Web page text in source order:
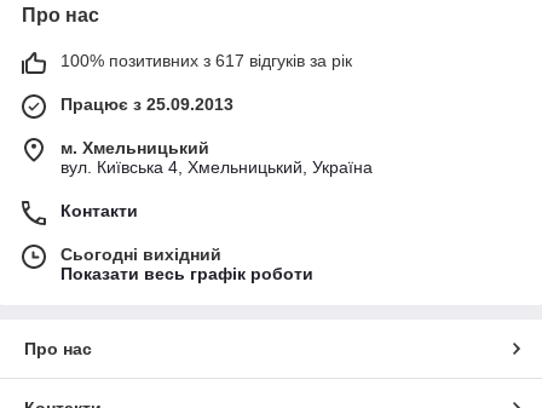
Про нас
100% позитивних з 617 відгуків за рік
Працює з 25.09.2013
м. Хмельницький
вул. Київська 4, Хмельницький, Україна
Контакти
Сьогодні вихідний
Показати весь графік роботи
Про нас